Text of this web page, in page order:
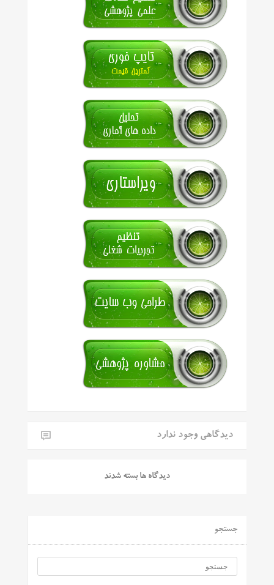
دیدگاهی وجود ندارد
دیدگاه ها بسته شدند
جستجو